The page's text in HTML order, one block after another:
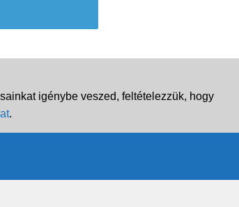
igénybe veszed, feltételezzük, hogy
.